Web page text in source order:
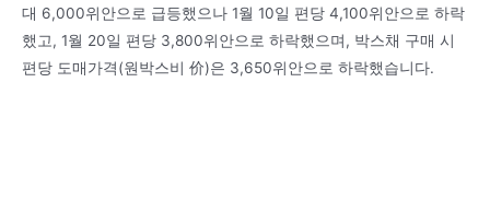
대 6,000위안으로 급등했으나 1월 10일 편당 4,100위안으로 하락
했고, 1월 20일 편당 3,800위안으로 하락했으며, 박스채 구매 시
편당 도매가격(원박스비 价)은 3,650위안으로 하락했습니다.